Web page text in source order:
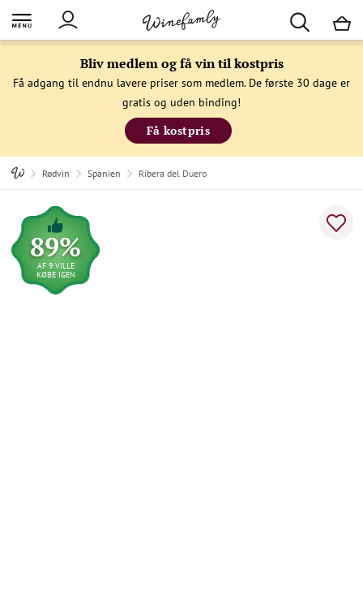
Bliv medlem og få vin til kostpris
Få adgang til endnu lavere priser som medlem. De første 30 dage er
gratis og uden binding!
Få kostpris
Rødvin Spanien Ribera del Duero
89%
AF 9 VILLE
KØBE IGEN